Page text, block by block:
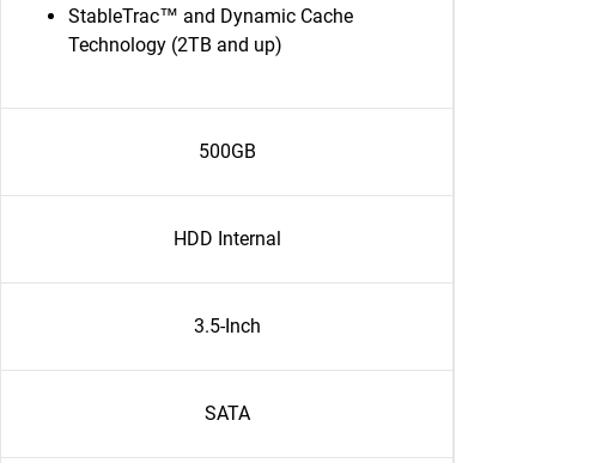
StableTrac™ and Dynamic Cache
Technology (2TB and up)
500GB
HDD Internal
3.5-Inch
SATA